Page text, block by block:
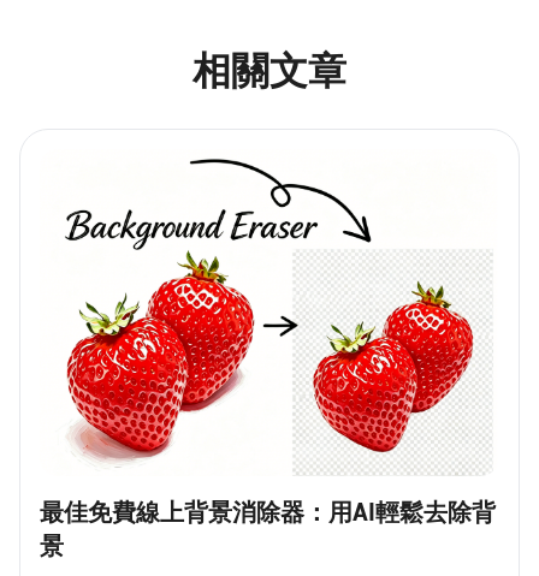
相關文章
最佳免費線上背景消除器：用AI輕鬆去除背
景